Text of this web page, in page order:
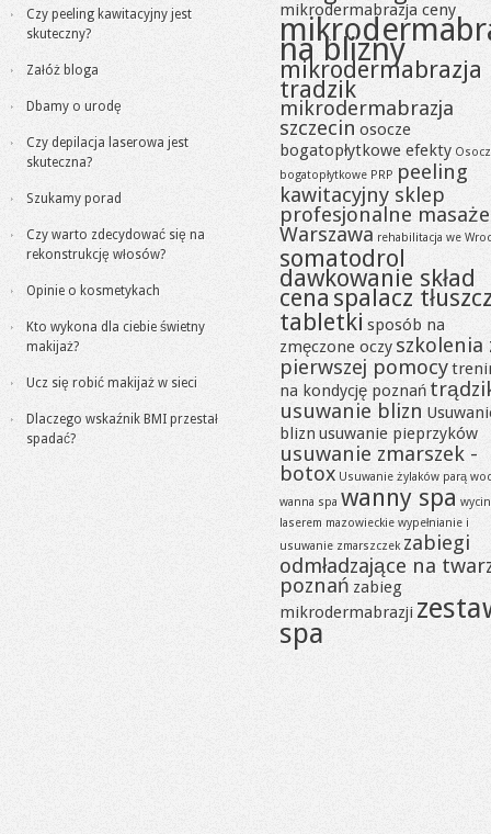
Czy peeling kawitacyjny jest
skuteczny?
Załóż bloga
Dbamy o urodę
Czy depilacja laserowa jest
skuteczna?
Szukamy porad
Czy warto zdecydować się na
rekonstrukcję włosów?
Opinie o kosmetykach
Kto wykona dla ciebie świetny
makijaż?
Ucz się robić makijaż w sieci
Dlaczego wskaźnik BMI przestał
spadać?
mikrodermabrazja ceny
na blizny
mikrodermabrazja
tradzik
mikrodermabrazja
szczecin osocze
bogatopłytkowe efekty
bogatopłytkowe PRP peeling
kawitacyjny sklep
profesjonalne masaże
Warszawa rehabilitacja we
somatodrol
dawkowanie skład
cena spalacz
tabletki sposób na
zmęczone oczy szkolenia
pierwszej pomocy
na kondycję poznań
usuwanie blizn
blizn usuwanie pieprzyków
usuwanie zmarszek -
botox Usuwanie żylaków parą
wanna spa wanny spa
laserem mazowieckie wypełnianie i
usuwanie zmarszczek zabiegi
odmładzające na
poznań zabieg
mikrodermabrazji
spa